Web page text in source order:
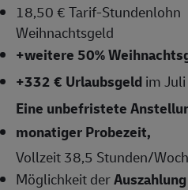
18,50 € Tarif-Stundenlohn
Weihnachtsgeld
+weitere 50%
+332 € Urlaubsgeldim
Eine unbefristete
monatiger Probezeit,
Vollzeit 38,5 Stunden/
Möglichkeit der